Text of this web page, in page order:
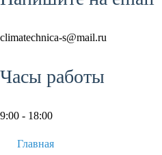
climatechnica-s@mail.ru
Часы работы
9:00 - 18:00
Главная